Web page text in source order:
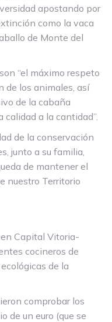
apostando por
como la vaca
de Monte del
“el máximo respeto
de los animales, así
de la cabaña
calidad a la cantidad”.
de la conservación
junto a su familia,
de mantener el
nuestro Territorio
Capital Vitoria-
cocineros de
de la
comprobar los
de un euro (que se